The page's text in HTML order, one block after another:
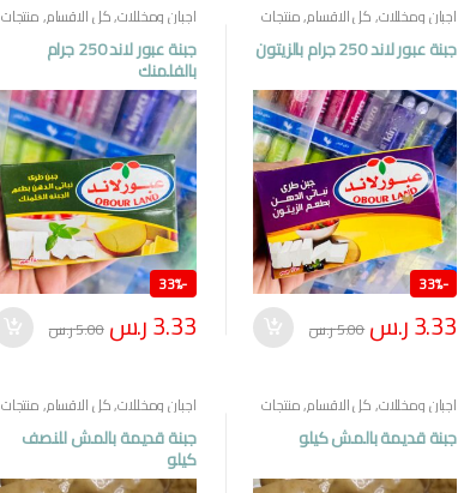
اجبان ومخللات,كل الاقسام,منتجات
مصرية
جبنة عبور لاند 250 جرام بالزيتون
-
33%
3.33ر.س 5.00ر.س
اجبان ومخللات,كل الاقسام,منتجات
مصرية
جبنة عبور لاند 250 جرام
بالفلمنك
-
33%
3.33ر.س 5.00ر.س
اجبان ومخللات,كل الاقسام,منتجات
مصرية
جبنة قديمة بالمش كيلو
اجبان ومخللات,كل الاقسام,منتجات
مصرية
جبنة قديمة بالمش للنصف
كيلو